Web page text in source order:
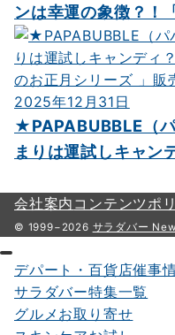
ンは幸運の象徴？！
2025年12月31日
★PAPABUBBLE（
まりは運試しキャン
会社案内 コンテンツポ
© 1999−2026 サラダバー
デパート・百貨店催事
サラダバー特集一覧
グルメお取り寄せ